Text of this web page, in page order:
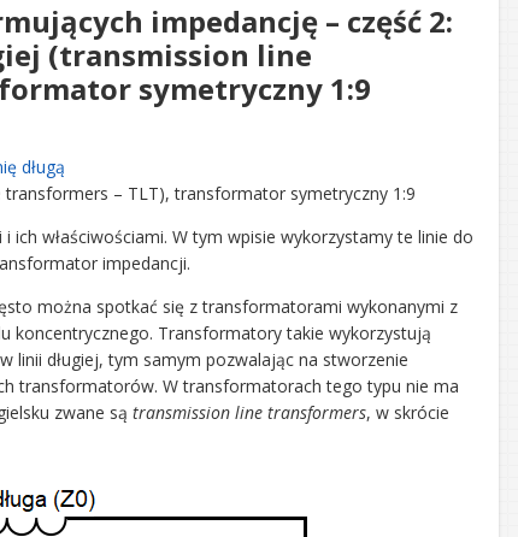
impedancję – część 2:
(transmission line
symetryczny 1:9
długą
– TLT), transformator symetryczny 1:9
i ich właściwościami. W tym wpisie wykorzystamy te linie do
impedancji.
można spotkać się z transformatorami wykonanymi z
koncentrycznego. Transformatory takie wykorzystują
linii długiej, tym samym pozwalając na stworzenie
transformatorów. W transformatorach tego typu nie ma
zwane są transmission line transformers, w skrócie